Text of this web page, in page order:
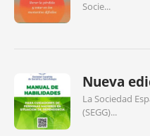
Socie...
Nueva
La Sociedad
(SEGG)...